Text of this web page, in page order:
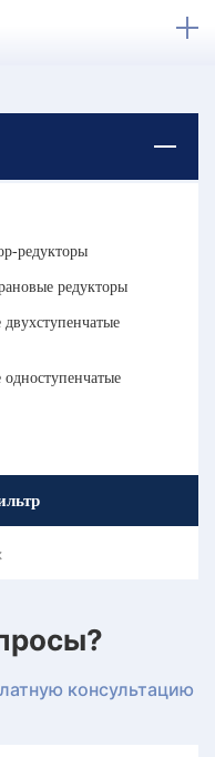
редукторы
редукторы
консультацию